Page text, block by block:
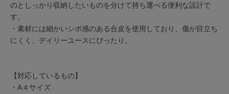
のとしっかり収納したいものを分けて持ち運べる便利な設計で
す。
・素材には細かいシボ感のある合皮を使用しており、傷が目立ち
にくく、デイリーユースにぴったり。
【対応しているもの】
・A４サイズ